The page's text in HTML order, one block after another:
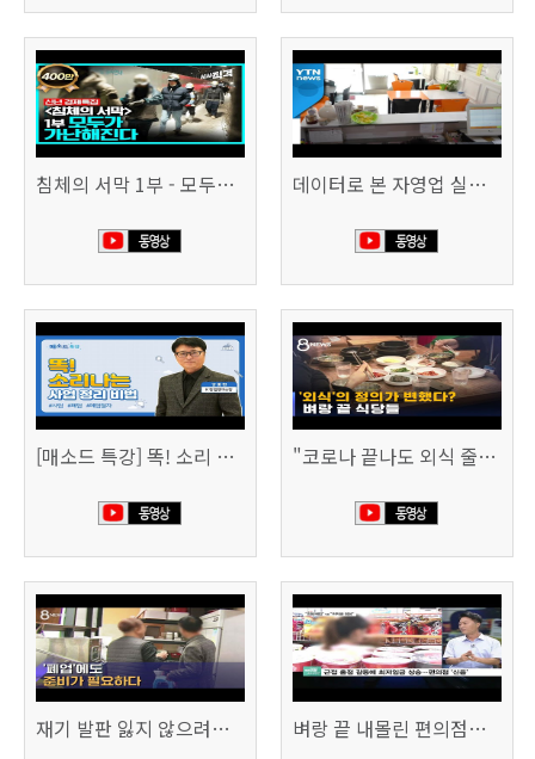
침체의 서막 1부 - 모두가 가난해진다 | 시사직격 신년특집 데이터로 본 자영업 실태 - 매출 '뚝', 장수 업소도 '휘청'
[매소드 특강] 똑! 소리 나는 사업 정리 비법 "코로나 끝나도 외식 줄이겠다"…위기의 식당들 (SBS 8시 뉴스)
재기 발판 잃지 않으려면…'폐업'에도 준비가 필요하다 (SBS 8시 뉴스) 벼랑 끝 내몰린 편의점…“희망폐업 요구” vs “위약금 정당” (SBS CNBC)